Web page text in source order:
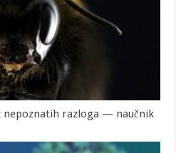
nepoznatih razloga — naučnik